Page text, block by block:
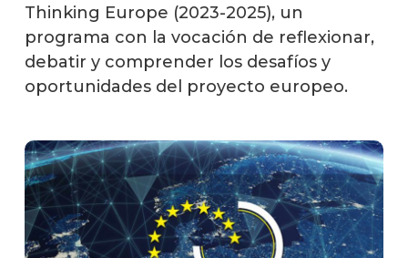
Thinking Europe (2023-2025), un
programa con la vocación de reflexionar,
debatir y comprender los desafíos y
oportunidades del proyecto europeo.